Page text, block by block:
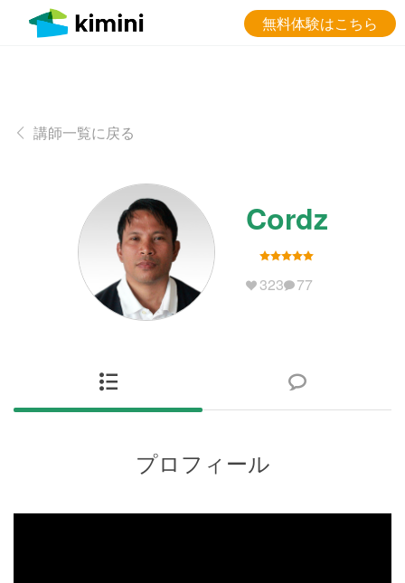
無料体験はこちら
講師一覧に戻る
Cordz
323 77
プロフィール